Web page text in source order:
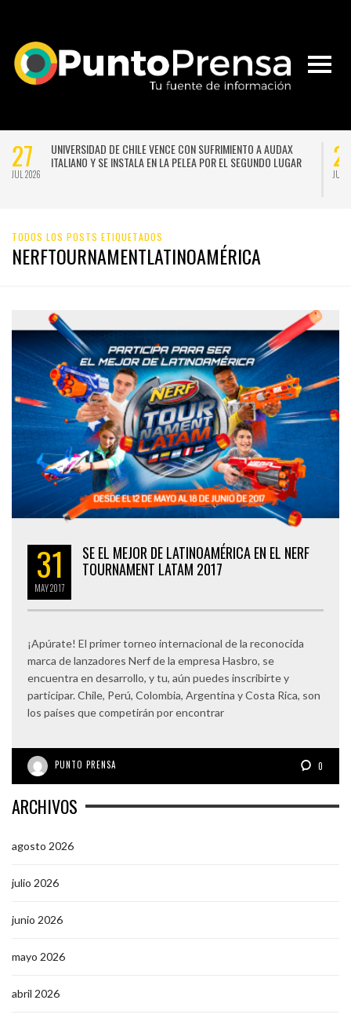
SUFRIMIENTO A AUDAX
POR EL SEGUNDO LUGAR
27
LA LLUVIA NO DA TREGUA:
FRONTAL PARA SANTIAGO A COMIENZOS
TODOS LOS POSTS ETIQUETADOS
NERFTOURNAMENTLATINOAMÉRICA
31
MAY2017
SE EL MEJOR DE LATINOAMÉRICA EN EL NERF
TOURNAMENT LATAM 2017
¡Apúrate! El primer torneo internacional de la reconocida
marca de lanzadores Nerf de la empresa Hasbro, se
encuentra en desarrollo, y tu, aún puedes inscribirte y
participar. Chile, Perú, Colombia, Argentina y Costa Rica, son
los países que competirán por encontrar
PUNTO PRENSA 0
ARCHIVOS
agosto 2026
julio 2026
junio 2026
mayo 2026
abril 2026